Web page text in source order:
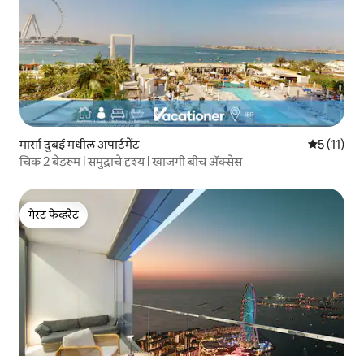
मार्सा दुबई मधील अपार्टमेंट 5 पैकी 5
5 (11)
चिक 2 बेडरूम l समुद्राचे दृश्य l खाजगी बीच ॲक्सेस
गेस्ट फेव्हरेट
गेस्ट फेव्हरेट